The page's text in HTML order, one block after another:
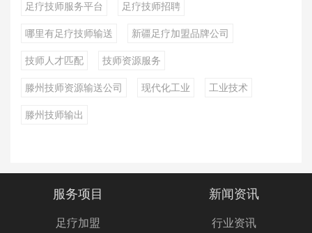
足疗技师服务平台 足疗技师招聘
哪里有足疗技师输送 新疆足疗加盟品牌公司
技师人才匹配 技师资源服务
滕州技师资源输送公司 现代化工业 工业技术
滕州技师输出
服务项目
足疗加盟
新闻资讯
行业资讯